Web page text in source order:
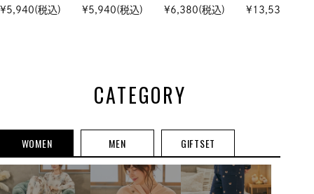
グパンツ
¥5,940(税込)
¥5,940(税込)
¥6,380(税込)
シルエット猫
プルオーバー＆
¥ 13,530
CATEGORY
WOMEN MEN GIFTSET